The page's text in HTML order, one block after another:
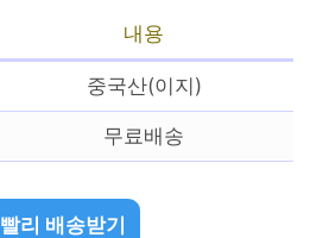
내용
중국산(이지)
무료배송
빨리 배송받기